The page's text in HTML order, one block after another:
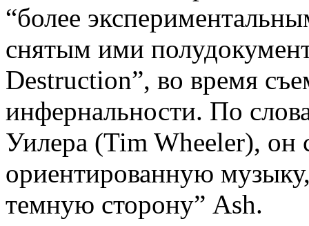
“более
снятым ими
Destruction”, во время
инфернальности. По
Уилера (Tim Wheeler), он
ориентированную
темную сторону” Ash.